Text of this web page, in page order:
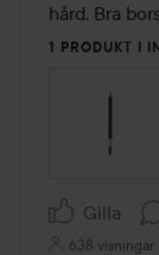
hård. Bra
1 PRODUKT I
Gilla
638 visningar